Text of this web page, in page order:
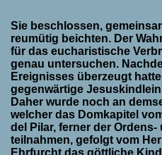
Sie beschlossen,
reumütig beichten. Der
für das eucharistische
genau untersuchen.
Ereignisses überzeugt
gegenwärtige
Daher wurde noch an
welcher das Domkapitel
del Pilar, ferner der
teilnahmen, gefolgt vom